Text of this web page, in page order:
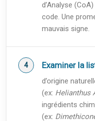
d’Analyse
code. Une
mauvais signe.
Examiner la
d’origine
(ex: Helianthus
ingrédients
(ex: